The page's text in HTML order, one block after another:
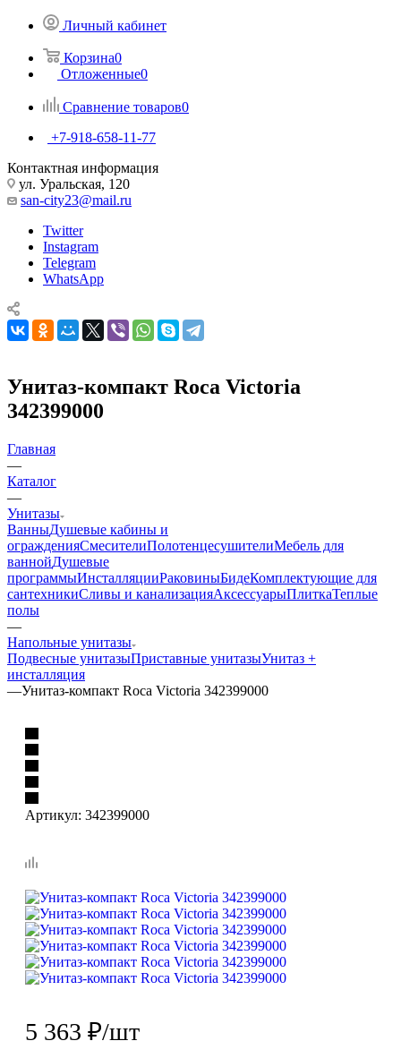
Личный кабинет
Корзина0
Отложенные0
Сравнение товаров0
+7-918-658-11-77
Контактная информация
ул. Уральская, 120
san-city23@mail.ru
Twitter
Instagram
Telegram
WhatsApp
Унитаз-компакт Roca Victoria
342399000
Главная
—
Каталог
—
Унитазы
ВанныДушевые кабины и
огражденияСмесителиПолотенцесушителиМебель для
ваннойДушевые
программыИнсталляцииРаковиныБидеКомплектующие для
сантехникиСливы и канализацияАксессуарыПлиткаТеплые
полы
—
Напольные унитазы
Подвесные унитазыПриставные унитазыУнитаз +
инсталляция
—Унитаз-компакт Roca Victoria 342399000
Артикул: 342399000
5 363 ₽/шт